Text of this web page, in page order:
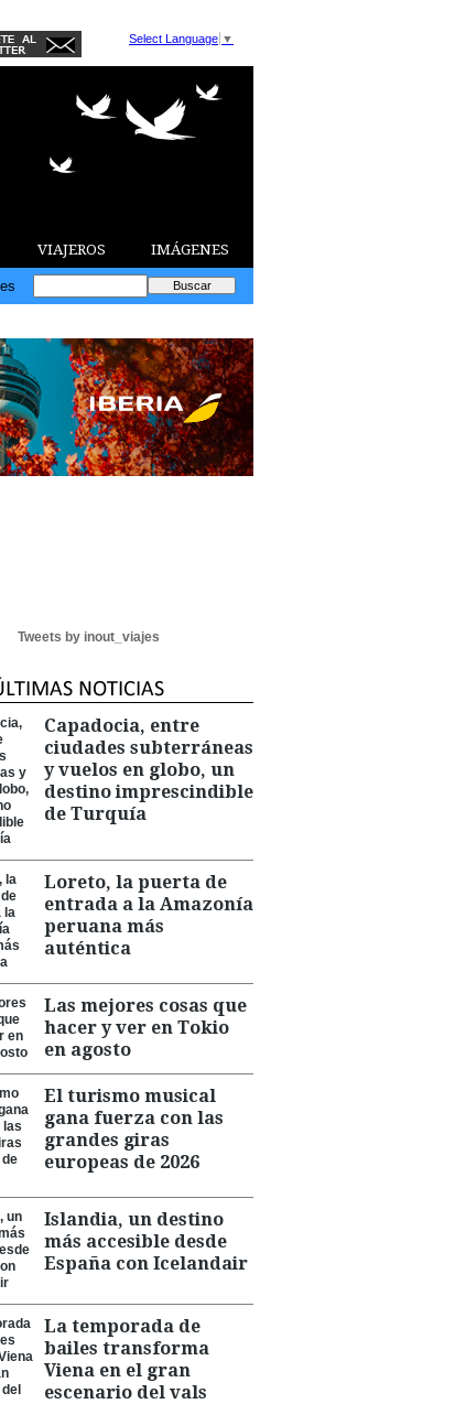
Select Language ▼
VIAJEROS IMÁGENES
Tweets by inout_viajes
Capadocia, entre
ciudades subterráneas
y vuelos en globo, un
destino imprescindible
de Turquía
Loreto, la puerta de
entrada a la Amazonía
peruana más
auténtica
Las mejores cosas que
hacer y ver en Tokio
en agosto
El turismo musical
gana fuerza con las
grandes giras
europeas de 2026
Islandia, un destino
más accesible desde
España con Icelandair
La temporada de
bailes transforma
Viena en el gran
escenario del vals